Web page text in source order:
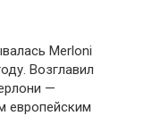
Merloni
Возглавил
—
европейским